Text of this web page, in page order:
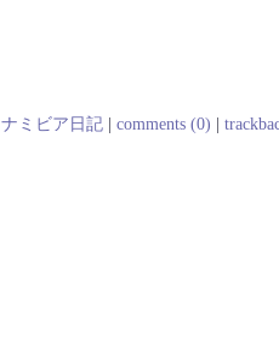
ナミビア日記| comments (0) |